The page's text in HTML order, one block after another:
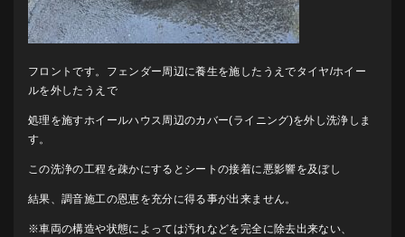
フロントです。フェンダー周辺に養生を施したうえでタイヤ/ホイー
ルを外したうえで
処理を施すホイールハウス周辺のカバー(ライニング)を外し洗浄しま
す。
この洗浄の工程を疎かにするとシートの接着に悪影響を及ぼし
結果、調音施工の恩恵を充分に得る事が出来ません。
※車両の構造や状態によっては汚れなどを完全に除去出来ない、